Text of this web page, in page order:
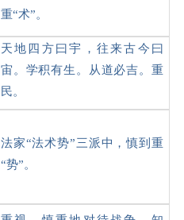
重“术”。
天地四方曰宇，往来古今曰
宙。学积有生。从道必吉。重
民。
法家“法术势”三派中，慎到重
“势”。